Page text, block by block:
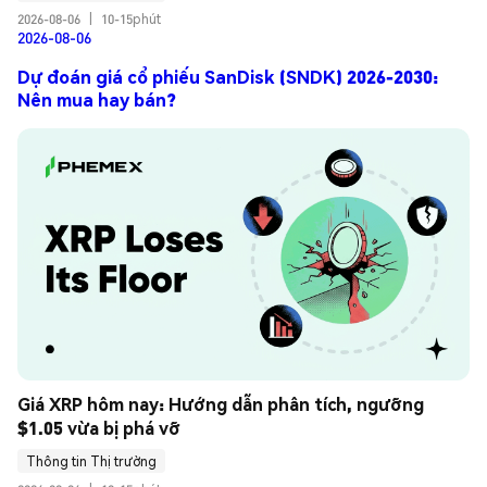
2026-08-06
10-15phút
2026-08-06
Dự đoán giá cổ phiếu SanDisk (SNDK) 2026-2030:
Nên mua hay bán?
Giá XRP hôm nay: Hướng dẫn phân tích, ngưỡng
$1.05 vừa bị phá vỡ
Thông tin Thị trường